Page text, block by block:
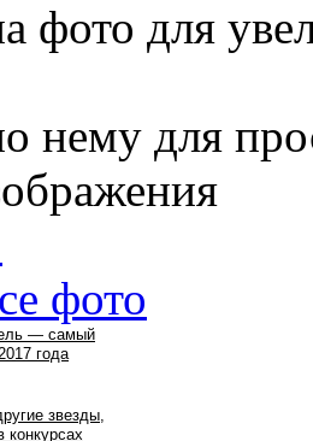
фото для
нему для
фото